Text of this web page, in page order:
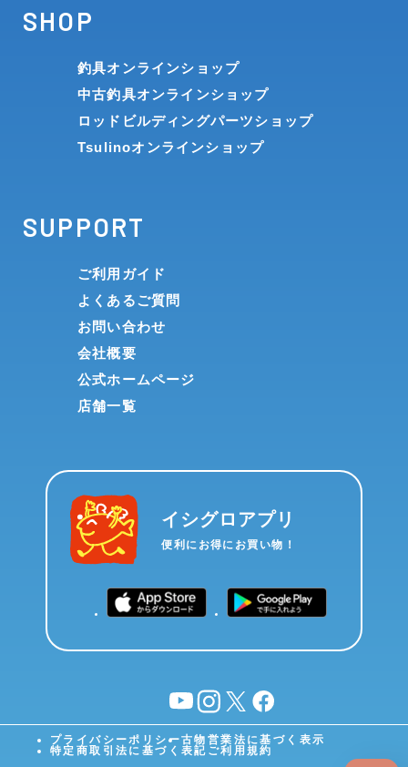
SHOP
釣具オンラインショップ
中古釣具オンラインショップ
ロッドビルディングパーツショップ
Tsulinoオンラインショップ
SUPPORT
ご利用ガイド
よくあるご質問
お問い合わせ
会社概要
公式ホームページ
店舗一覧
イシグロアプリ
便利にお得にお買い物！
YouTubeinstagram
X facebook
プライバシーポリシー古物営業法に基づく表示
特定商取引法に基づく表記 ご利用規約